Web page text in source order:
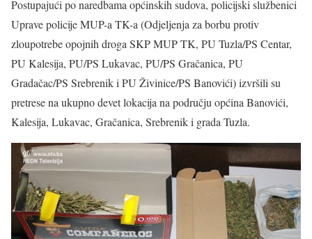
Postupajući po naredbama općinskih sudova, policijski službenici
Uprave policije MUP-a TK-a (Odjeljenja za borbu protiv
zloupotrebe opojnih droga SKP MUP TK, PU Tuzla/PS Centar,
PU Kalesija, PU/PS Lukavac, PU/PS Gračanica, PU
Gradačac/PS Srebrenik i PU Živinice/PS Banovići) izvršili su
pretrese na ukupno devet lokacija na području općina Banovići,
Kalesija, Lukavac, Gračanica, Srebrenik i grada Tuzla.